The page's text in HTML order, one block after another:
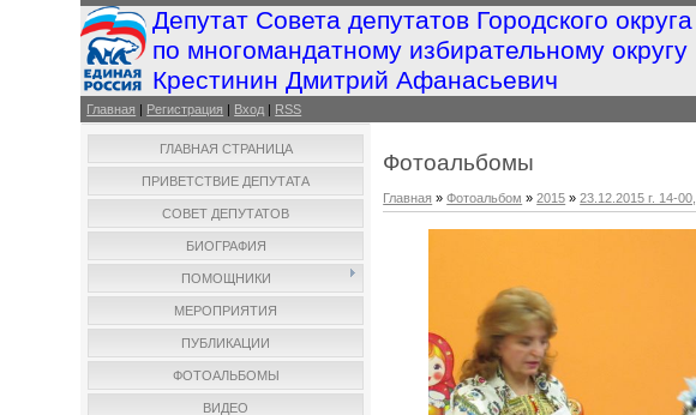
Депутат Совета депутатов Городского
по многомандатному избирательному
Крестинин Дмитрий Афанасьевич
Главная | Регистрация | Вход | RSS
ГЛАВНАЯ СТРАНИЦА
ПРИВЕТСТВИЕ ДЕПУТАТА
СОВЕТ ДЕПУТАТОВ
БИОГРАФИЯ
ПОМОЩНИКИ
МЕРОПРИЯТИЯ
ПУБЛИКАЦИИ
ФОТОАЛЬБОМЫ
ВИДЕО
Фотоальбомы
Главная »Фотоальбом »2015 »23.12.2015 г. 14-